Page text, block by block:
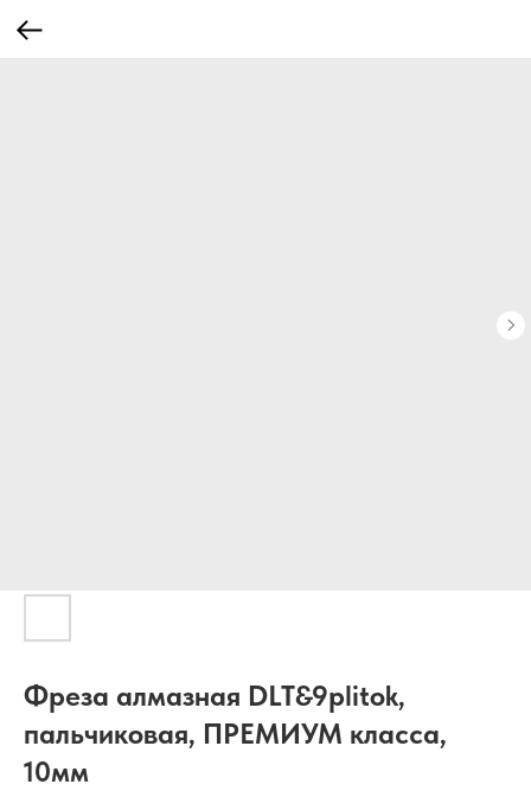
Фреза алмазная DLT&9plitok,
пальчиковая, ПРЕМИУМ класса,
10мм